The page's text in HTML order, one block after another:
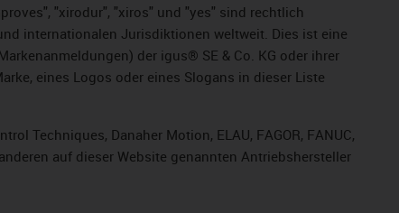
"xirodur", "xiros" und "yes" sind rechtlich
internationalen Jurisdiktionen weltweit. Dies ist eine
der igus® SE & Co. KG oder ihrer
eines Logos oder eines Slogans in dieser Liste
Techniques, Danaher Motion, ELAU, FAGOR, FANUC,
auf dieser Website genannten Antriebshersteller